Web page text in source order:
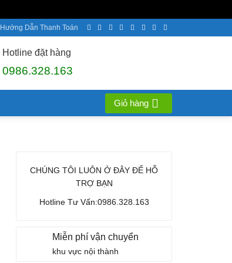
Hướng Dẫn Thanh Toán
Hotline đặt hàng
0986.328.163
Giỏ hàng
CHÚNG TÔI LUÔN Ở ĐÂY ĐỂ HỖ
TRỢ BẠN
Hotline Tư Vấn:0986.328.163
Miễn phí vận chuyển
khu vực nội thành